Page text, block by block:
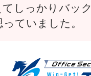
てしっかりバック
ていました。